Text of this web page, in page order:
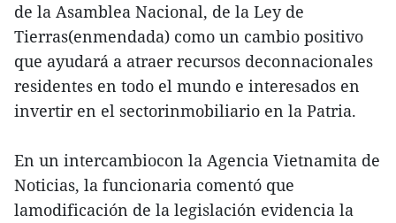
de la Asamblea Nacional, de la Ley de
Tierras(enmendada) como un cambio positivo
que ayudará a atraer recursos deconnacionales
residentes en todo el mundo e interesados en
invertir en el sectorinmobiliario en la Patria.
En un intercambiocon la Agencia Vietnamita de
Noticias, la funcionaria comentó que
lamodificación de la legislación evidencia la